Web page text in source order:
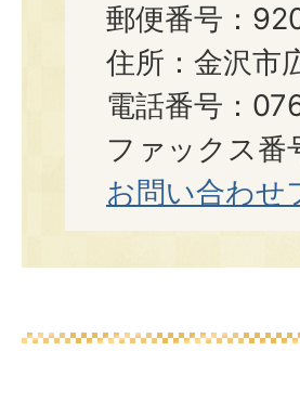
郵便番号：
住所：金沢市
電話番号：
ファックス
お問い合わせ